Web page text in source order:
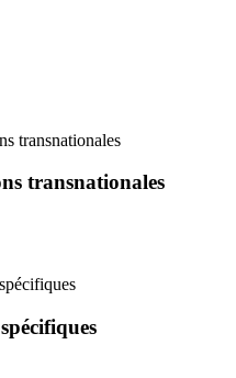
transnationales
transnationales